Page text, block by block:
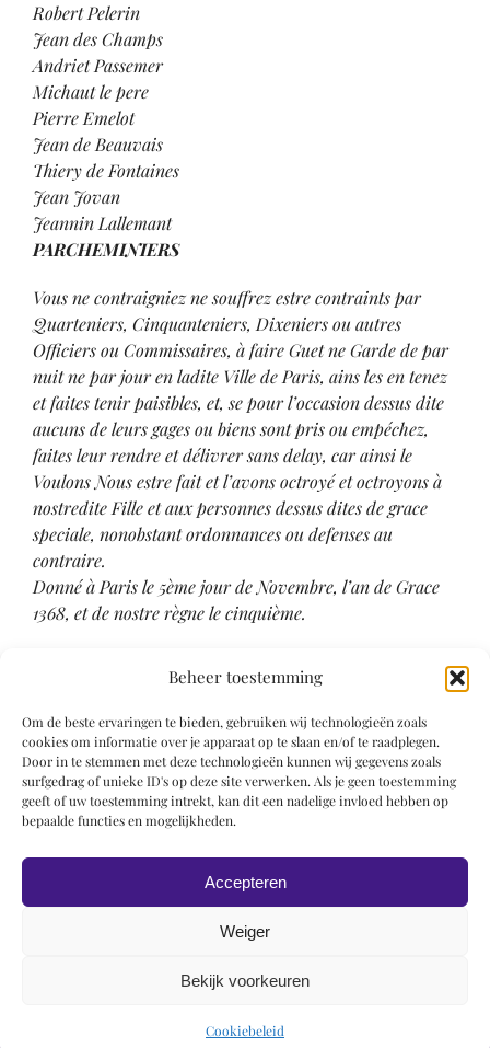
Beheer toestemming
Om de beste ervaringen te bieden, gebruiken wij technologieën zoals
cookies om informatie over je apparaat op te slaan en/of te raadplegen.
Door in te stemmen met deze technologieën kunnen wij gegevens zoals
surfgedrag of unieke ID's op deze site verwerken. Als je geen toestemming
geeft of uw toestemming intrekt, kan dit een nadelige invloed hebben op
bepaalde functies en mogelijkheden.
Accepteren
Weiger
Bekijk voorkeuren
Cookiebeleid
Robert Pelerin
Jean des Champs
Andriet Passemer
Michaut le pere
Pierre Emelot
Jean de Beauvais
Thiery de Fontaines
Jean Jovan
Jeannin Lallemant
PARCHEMINIERS
Vous ne contraigniez ne souffrez estre contraints par
Quarteniers, Cinquanteniers, Dixeniers ou autres
Officiers ou Commissaires, à faire Guet ne Garde de par
nuit ne par jour en ladite Ville de Paris, ains les en tenez
et faites tenir paisibles, et, se pour l’occasion dessus dite
aucuns de leurs gages ou biens sont pris ou empéchez,
faites leur rendre et délivrer sans delay, car ainsi le
Voulons Nous estre fait et l’avons octroyé et octroyons à
nostredite Fille et aux personnes dessus dites de grace
speciale, nonobstant ordonnances ou defenses au
contraire.
Donné à Paris le 5ème jour de Novembre, l’an de Grace
1368, et de nostre règne le cinquième.
Literatuur
Martin 1906, p. 73
Martin 1924, p. 56
D’Ancona & Aeschlimann 1949, p. 207
© 2019 Roel Wiechers | Powered by